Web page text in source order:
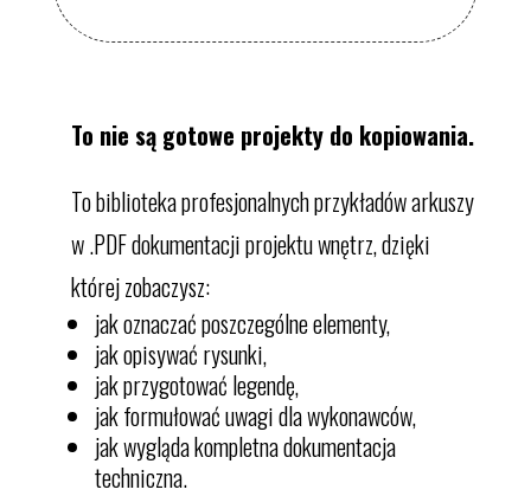
To nie są gotowe projekty do kopiowania.
To biblioteka profesjonalnych przykładów arkuszy
w .PDF dokumentacji projektu wnętrz, dzięki
której zobaczysz:
jak oznaczać poszczególne elementy,
jak opisywać rysunki,
jak przygotować legendę,
jak formułować uwagi dla wykonawców,
jak wygląda kompletna dokumentacja
techniczna.